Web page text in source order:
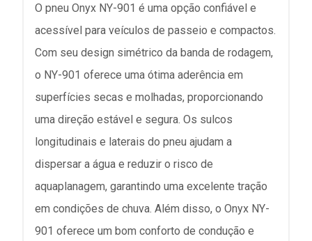
O pneu Onyx NY-901 é uma opção confiável e
acessível para veículos de passeio e compactos.
Com seu design simétrico da banda de rodagem,
o NY-901 oferece uma ótima aderência em
superfícies secas e molhadas, proporcionando
uma direção estável e segura. Os sulcos
longitudinais e laterais do pneu ajudam a
dispersar a água e reduzir o risco de
aquaplanagem, garantindo uma excelente tração
em condições de chuva. Além disso, o Onyx NY-
901 oferece um bom conforto de condução e